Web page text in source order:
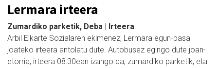
Lermara irteera
Zumardiko parketik, Deba | Irteera
Arbil Elkarte Sozialaren ekimenez, Lermara egun-pasa
joateko irteera antolatu dute. Autobusez egingo dute joan-
etorria; irteera 08:30ean izango da, zumardiko parketik, eta